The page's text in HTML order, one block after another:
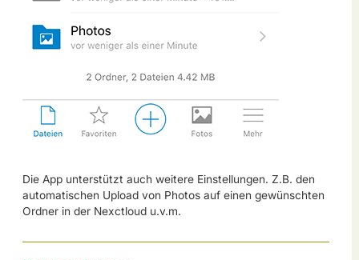
Die App unterstützt auch weitere Einstellungen. Z.B. den
automatischen Upload von Photos auf einen gewünschten
Ordner in der Nexctloud u.v.m.